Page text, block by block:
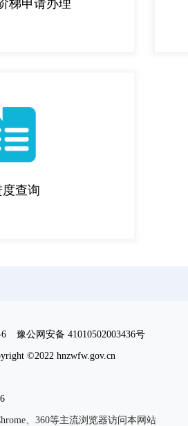
梯申请办理
度查询
豫公网安备 41010502003436号
©2022 hnzwfw.gov.cn
、360等主流浏览器访问本网站